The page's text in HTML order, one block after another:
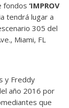
fondos ‘IMPROV
tendrá lugar a
305 del
Miami, FL
y Freddy
año 2016 por
que